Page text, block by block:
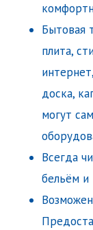
Бытовая
плита,
доска,
могут
Всегда
бельём и